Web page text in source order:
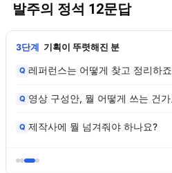
발주의 정석 12문답
3단계 기획이 뚜렷해진 분
Q 레퍼런스는 어떻게 찾고 정리하
Q 영상 구성안, 뭘 어떻게 쓰는 건
Q 제작사에 뭘 넘겨줘야 하나요?